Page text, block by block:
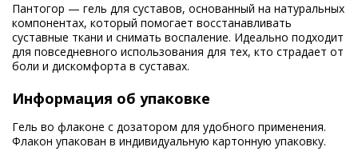
Пантогор — гель для суставов, основанный на натуральных
компонентах, который помогает восстанавливать
суставные ткани и снимать воспаление. Идеально подходит
для повседневного использования для тех, кто страдает от
боли и дискомфорта в суставах.
Информация об упаковке
Гель во флаконе с дозатором для удобного применения.
Флакон упакован в индивидуальную картонную упаковку.